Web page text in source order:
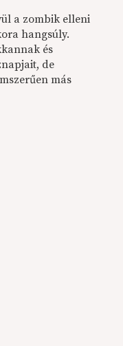
a zombik elleni
hangsúly.
és
de
más